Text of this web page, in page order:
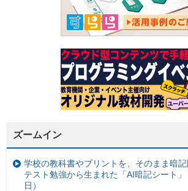
ズームイン
学校の教科書やプリントを、そのまま暗
テスト勉強から生まれた「AI暗記シート
日）